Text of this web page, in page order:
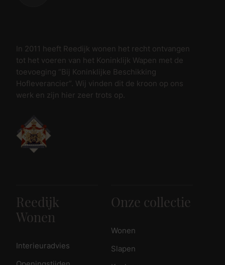
In 2011 heeft Reedijk wonen het recht ontvangen
tot het voeren van het Koninklijk Wapen met de
toevoeging “Bij Koninklijke Beschikking
Hofleverancier”. Wij vinden dit de kroon op ons
werk en zijn hier zeer trots op.
Reedijk
Wonen
Interieuradvies
Onze collectie
Wonen
Slapen